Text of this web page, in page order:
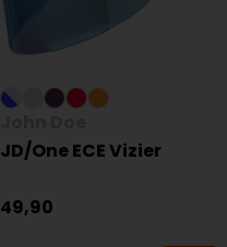
JD/One ECE Vizier
49,90